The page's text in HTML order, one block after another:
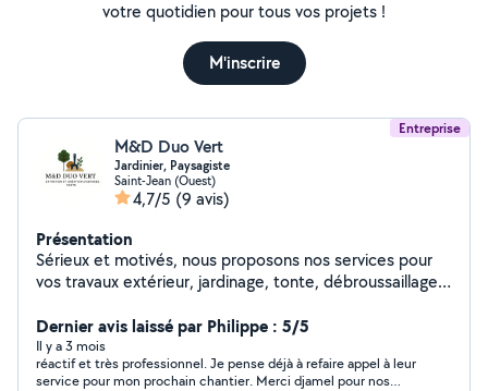
votre quotidien pour tous vos projets !
M'inscrire
Entreprise
M&D Duo Vert
Jardinier, Paysagiste
Saint-Jean (Ouest)
4,7/5 (9 avis)
Présentation
Sérieux et motivés, nous proposons nos services pour
vos travaux extérieur, jardinage, tonte, débroussaillage,
création et aménagement de jardin, conception de
terrasses et terrassement d'allées etc Nous sommes
disponible rapidement. N'hésitez pas à nous contacter !
Dernier avis laissé par Philippe : 5/5
Il y a 3 mois
réactif et très professionnel. Je pense déjà à refaire appel à leur
service pour mon prochain chantier. Merci djamel pour nos